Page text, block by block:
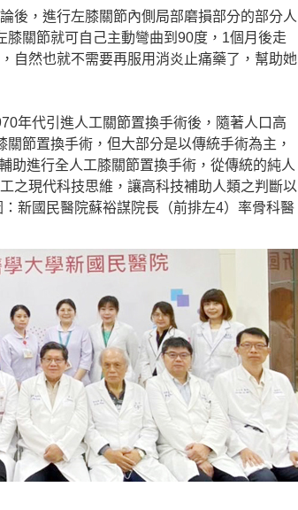
後，進行左膝關節內側局部磨損部分的部分人
關節就可自己主動彎曲到90度，1個月後走
自然也就不需要再服用消炎止痛藥了，幫助她
年代引進人工關節置換手術後，隨著人口高
節置換手術，但大部分是以傳統手術為主，
助進行全人工膝關節置換手術，從傳統的純人
之現代科技思維，讓高科技補助人類之判斷以
新國民醫院蘇裕謀院長（前排左4）率骨科醫